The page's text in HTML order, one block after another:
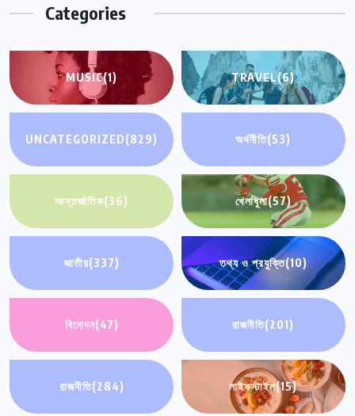
Categories
MUSIC(1) TRAVEL(6)
UNCATEGORIZED(829) অর্থনীতি(53)
আন্তর্জাতিক(36) খেলাধুলা(57)
জাতীয়(337) তথ্য ও প্রযুক্তি(10)
বিনোদন(47) রাজনীতি(201)
রাজনীতি(284) লাইফস্টাইল(15)